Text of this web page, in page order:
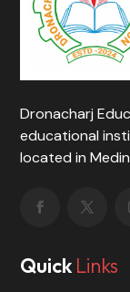
Dronacharj
educational
located in
Quick Links